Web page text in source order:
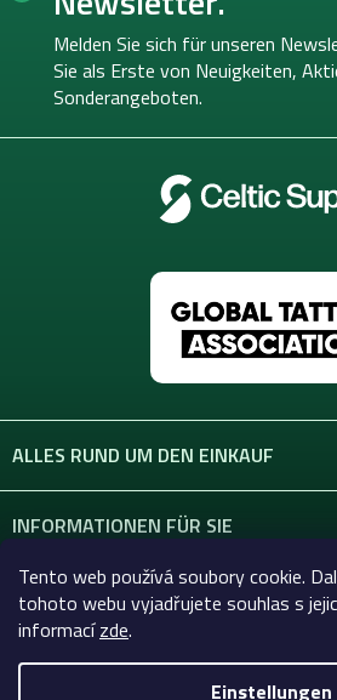
Tento web používá soubory cookie.
tohoto webu vyjadřujete souhlas s
informacízde.
Einstellungen
Melden Sie sich für unseren
Sie als Erste von Neuigkeiten,
Sonderangeboten.
ALLES RUND UM DEN EINKAUF
INFORMATIONEN FÜR SIE
KONTAKT